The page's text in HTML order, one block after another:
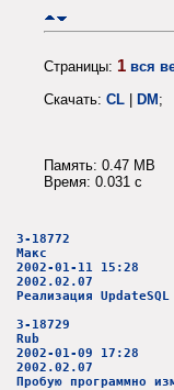
Страницы: 1 вся
Скачать: CL | DM;
Память: 0.47 MB
Время: 0.031 c
3-18772
Макс
2002-01-11 15:28
2002.02.07
Реализация UpdateSQL
3-18729
Rub
2002-01-09 17:28
2002.02.07
Пробую программно